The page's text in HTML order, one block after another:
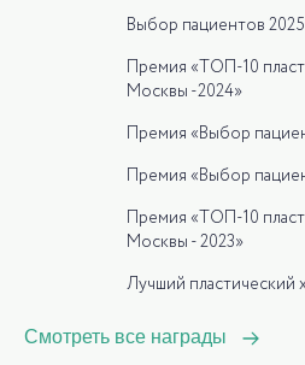
Выбор пациентов 2025
Премия «ТОП-10
Москвы -2024»
Премия «Выбор
Премия «Выбор
Премия «ТОП-10
Москвы - 2023»
Лучший пластический
Смотреть все награды